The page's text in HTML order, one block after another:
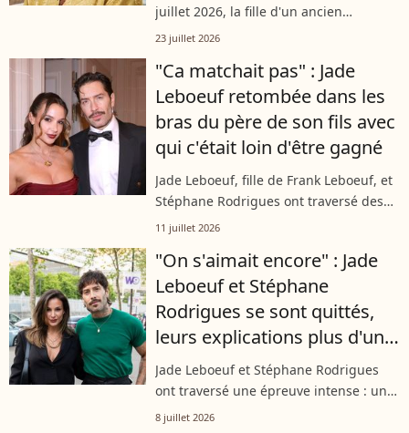
juillet 2026, la fille d'un ancien
défenseur des Bleus raconte comment
après la victoire de la France en...
23 juillet 2026
"Ca matchait pas" : Jade
Leboeuf retombée dans les
bras du père de son fils avec
qui c'était loin d'être gagné
Jade Leboeuf, fille de Frank Leboeuf, et
Stéphane Rodrigues ont traversé des
moments intenses. Après une
retrouver. Mais saviez-vous que leur
toute...
11 juillet 2026
"On s'aimait encore" : Jade
Leboeuf et Stéphane
Rodrigues se sont quittés,
leurs explications plus d'un
an après l'annonce
Jade Leboeuf et Stéphane Rodrigues
ont traversé une épreuve intense : une
rupture annoncée après neuf ans de
8 juillet 2026